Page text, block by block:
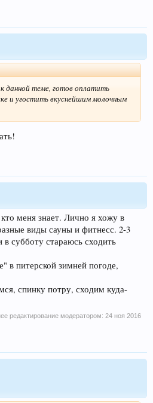
данной теме, готов оплатить
и угостить вкуснейшим молочным
меня знает. Лично я хожу в
виды сауны и фитнесс. 2-3
субботу стараюсь сходить
в питерской зимней погоде,
спинку потру, сходим куда-
редактирование модератором: 24 ноя 2016